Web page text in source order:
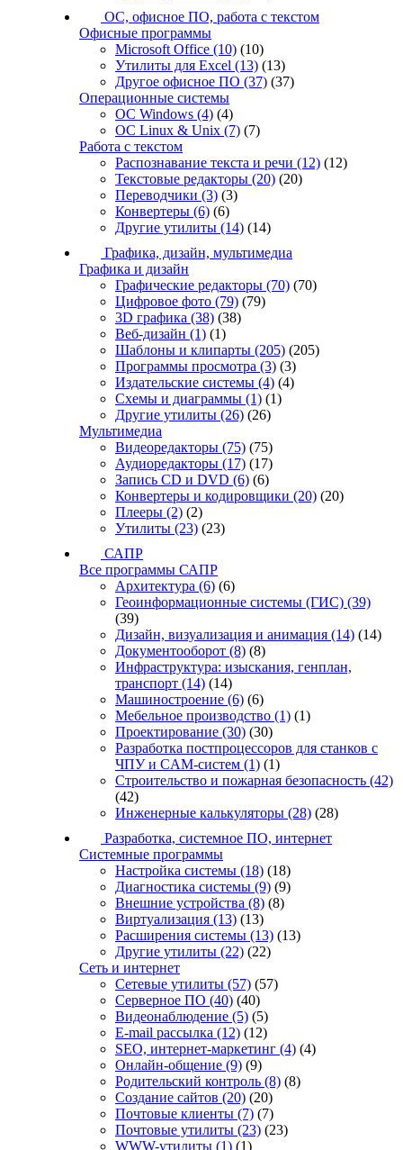
ОС, офисное ПО, работа с текстом
Офисные программы
Microsoft Office (10) (10)
Утилиты для Excel (13) (13)
Другое офисное ПО (37) (37)
Операционные системы
ОС Windows (4) (4)
ОС Linux & Unix (7) (7)
Работа с текстом
Распознавание текста и речи (12) (12)
Текстовые редакторы (20) (20)
Переводчики (3) (3)
Конвертеры (6) (6)
Другие утилиты (14) (14)
Графика, дизайн, мультимедиа
Графика и дизайн
Графические редакторы (70) (70)
Цифровое фото (79) (79)
3D графика (38) (38)
Веб-дизайн (1) (1)
Шаблоны и клипарты (205) (205)
Программы просмотра (3) (3)
Издательские системы (4) (4)
Схемы и диаграммы (1) (1)
Другие утилиты (26) (26)
Мультимедиа
Видеоредакторы (75) (75)
Аудиоредакторы (17) (17)
Запись CD и DVD (6) (6)
Конвертеры и кодировщики (20) (20)
Плееры (2) (2)
Утилиты (23) (23)
САПР
Все программы САПР
Архитектура (6) (6)
Геоинформационные системы (ГИС) (39)
(39)
Дизайн, визуализация и анимация (14) (14)
Документооборот (8) (8)
Инфраструктура: изыскания, генплан,
транспорт (14) (14)
Машиностроение (6) (6)
Мебельное производство (1) (1)
Проектирование (30) (30)
Разработка постпроцессоров для станков с
ЧПУ и CAM-систем (1) (1)
Строительство и пожарная безопасность (42)
(42)
Инженерные калькуляторы (28) (28)
Разработка, системное ПО, интернет
Системные программы
Настройка системы (18) (18)
Диагностика системы (9) (9)
Внешние устройства (8) (8)
Виртуализация (13) (13)
Расширения системы (13) (13)
Другие утилиты (22) (22)
Сеть и интернет
Сетевые утилиты (57) (57)
Серверное ПО (40) (40)
Видеонаблюдение (5) (5)
E-mail рассылка (12) (12)
SEO, интернет-маркетинг (4) (4)
Онлайн-общение (9) (9)
Родительский контроль (8) (8)
Создание сайтов (20) (20)
Почтовые клиенты (7) (7)
Почтовые утилиты (23) (23)
WWW-утилиты (1) (1)